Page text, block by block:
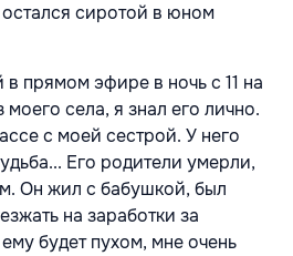
сиротой в юном
прямом эфире в ночь с 11 на
моего села, я знал его лично.
с моей сестрой. У него
Его родители умерли,
Он жил с бабушкой, был
на заработки за
будет пухом, мне очень